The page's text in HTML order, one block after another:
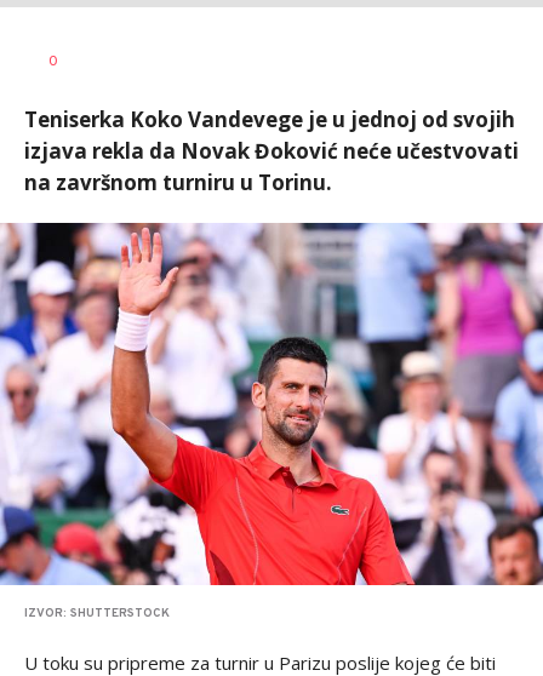
0
Teniserka Koko Vandevege je u jednoj od svojih
izjava rekla da Novak Đoković neće učestvovati
na završnom turniru u Torinu.
IZVOR: SHUTTERSTOCK
U toku su pripreme za turnir u Parizu poslije kojeg će biti